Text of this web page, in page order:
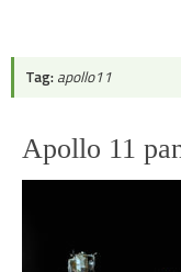
Tag: apollo11
Apollo 11